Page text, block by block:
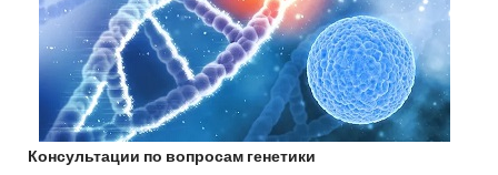
Консультации по вопросам генетики